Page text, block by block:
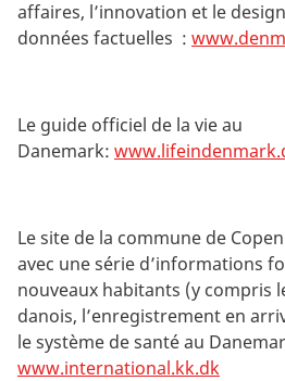
affaires, l’innovation et le
données factuelles :
Le guide officiel de la vie au
Danemark:
Le site de la commune de
avec une série d’informations
nouveaux habitants (y compris
danois, l’enregistrement en
le système de santé au
www.international.kk.dk